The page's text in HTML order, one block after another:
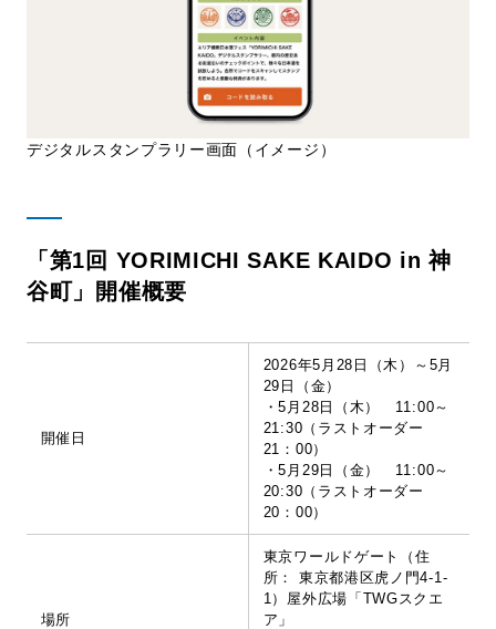
デジタルスタンプラリー画面（イメージ）
「第1回 YORIMICHI SAKE KAIDO in 神
谷町」開催概要
開催日
2026年5月28日（木）～5月
29日（金）
・5月28日（木） 11:00～
21:30（ラストオーダー
21：00）
・5月29日（金） 11:00～
20:30（ラストオーダー
20：00）
場所
東京ワールドゲート（住
所： 東京都港区虎ノ門4-1-
1）屋外広場「TWGスクエ
ア」